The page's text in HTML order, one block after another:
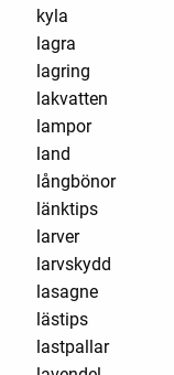
kyla
lagra
lagring
lakvatten
lampor
land
långbönor
länktips
larver
larvskydd
lasagne
lästips
lastpallar